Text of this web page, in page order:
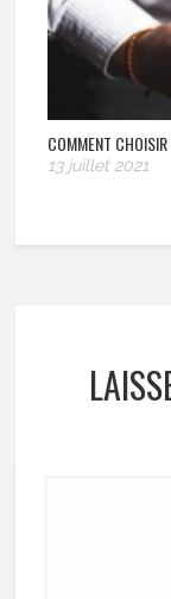
COMMENT
13 juillet 2021